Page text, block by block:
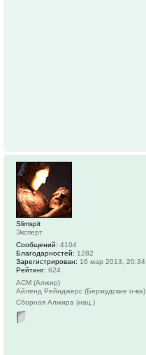
Slimspit
Эксперт
Сообщений: 4104
Благодарностей: 1282
Зарегистрирован: 16 мар 2013, 20:34
Рейтинг: 624
АСМ (Алжир)
Айленд Рейнджерс (Бермудские о-ва)
Сборная Алжира (нац.)